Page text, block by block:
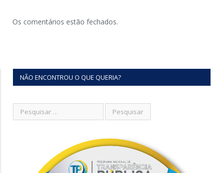
Os comentários estão fechados.
NÃO ENCONTROU O QUE QUERIA?